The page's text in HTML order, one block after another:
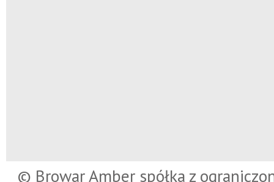
© Browar Amber spółka z